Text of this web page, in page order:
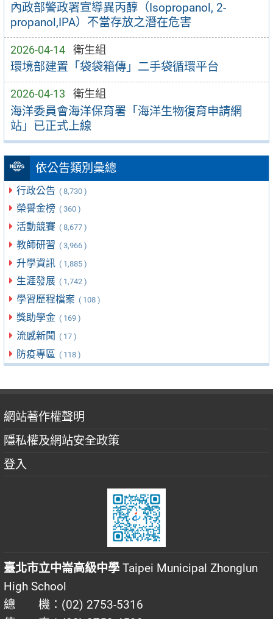
內政部警政署宣導異丙醇（Isopropanol, 2-
propanol,IPA）不當存放之潛在危害
2026-04-14 衛生組
環境部建置「袋袋箱傳」二手袋循環平台
2026-04-13 衛生組
海洋委員會海洋保育署「海洋生物復育申請網
站」已正式上線
依公告類別彙總
行政公告 ( 8,730 )
榮譽金榜 ( 360 )
活動競賽 ( 8,677 )
教師研習 ( 3,966 )
升學資訊 ( 1,885 )
生涯發展 ( 1,742 )
學習歷程檔案 ( 108 )
獎助學金 ( 169 )
流感新聞 ( 17 )
防疫專區 ( 118 )
網站著作權聲明
隱私權及網站安全政策
登入
臺北市立中崙高級中學 Taipei Municipal Zhonglun
High School
總 機：(02) 2753-5316